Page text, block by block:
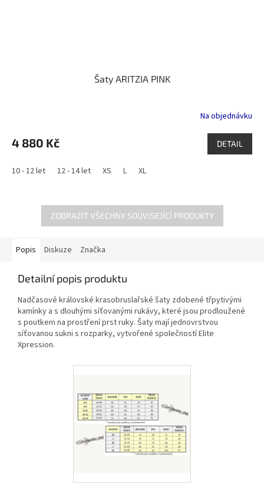
Šaty ARITZIA PINK
Na objednávku
4 880 Kč DETAIL
10 - 12 let 12 - 14 let XS L XL
ZOBRAZIT VŠECHNY SOUVISEJÍCÍ PRODUKTY
Popis Diskuze Značka
Detailní popis produktu
Nadčasové královské krasobruslařské šaty zdobené třpytivými
kamínky a s dlouhými síťovanými rukávy, které jsou prodloužené
s poutkem na prostření prst ruky. Šaty mají jednovrstvou
síťovanou sukni s rozparky, vytvořené společností Elite
Xpression.